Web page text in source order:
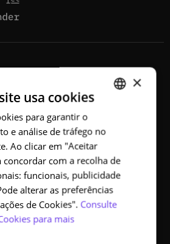
ENGLISH
×
usa cookies
para garantir o
e análise de tráfego no
Ao clicar em "Aceitar
concordar com a recolha de
funcionais, publicidade
alterar as preferências
de Cookies". Consulte
para mais